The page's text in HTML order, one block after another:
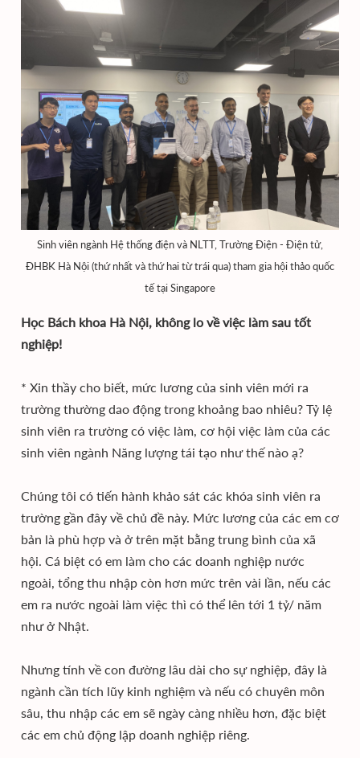
Sinh viên ngành Hệ thống điện và NLTT, Trường Điện - Điện tử,
ĐHBK Hà Nội (thứ nhất và thứ hai từ trái qua) tham gia hội thảo quốc
tế tại Singapore
Học Bách khoa Hà Nội, không lo về việc làm sau tốt
nghiệp!
* Xin thầy cho biết, mức lương của sinh viên mới ra
trường thường dao động trong khoảng bao nhiêu? Tỷ lệ
sinh viên ra trường có việc làm, cơ hội việc làm của các
sinh viên ngành Năng lượng tái tạo như thế nào ạ?
Chúng tôi có tiến hành khảo sát các khóa sinh viên ra
trường gần đây về chủ đề này. Mức lương của các em cơ
bản là phù hợp và ở trên mặt bằng trung bình của xã
hội. Cá biệt có em làm cho các doanh nghiệp nước
ngoài, tổng thu nhập còn hơn mức trên vài lần, nếu các
em ra nước ngoài làm việc thì có thể lên tới 1 tỷ/ năm
như ở Nhật.
Nhưng tính về con đường lâu dài cho sự nghiệp, đây là
ngành cần tích lũy kinh nghiệm và nếu có chuyên môn
sâu, thu nhập các em sẽ ngày càng nhiều hơn, đặc biệt
các em chủ động lập doanh nghiệp riêng.